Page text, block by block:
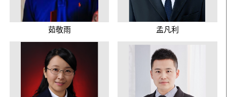
茹敬雨 孟凡利